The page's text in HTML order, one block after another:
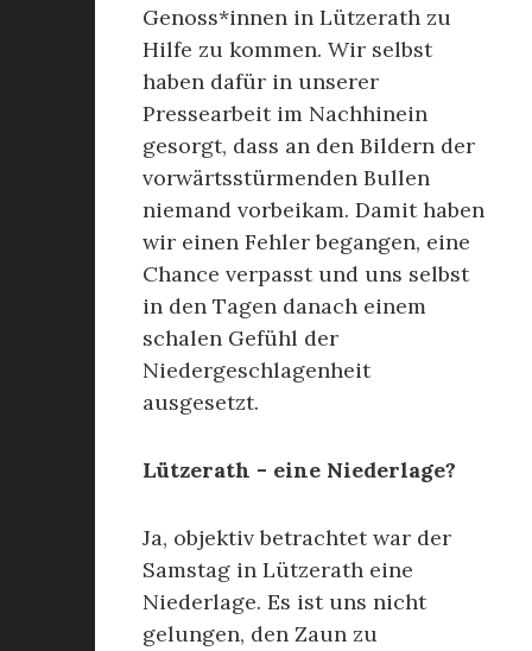
Genoss*innen in Lützerath zu
Hilfe zu kommen. Wir selbst
haben dafür in unserer
Pressearbeit im Nachhinein
gesorgt, dass an den Bildern der
vorwärtsstürmenden Bullen
niemand vorbeikam. Damit haben
wir einen Fehler begangen, eine
Chance verpasst und uns selbst
in den Tagen danach einem
schalen Gefühl der
Niedergeschlagenheit
ausgesetzt.
Lützerath - eine Niederlage?
Ja, objektiv betrachtet war der
Samstag in Lützerath eine
Niederlage. Es ist uns nicht
gelungen, den Zaun zu